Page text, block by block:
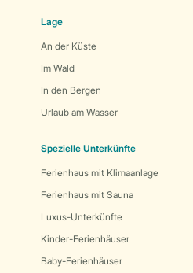
Lage
An der Küste
Im Wald
In den Bergen
Urlaub am Wasser
Spezielle Unterkünfte
Ferienhaus mit Klimaanlage
Ferienhaus mit Sauna
Luxus-Unterkünfte
Kinder-Ferienhäuser
Baby-Ferienhäuser